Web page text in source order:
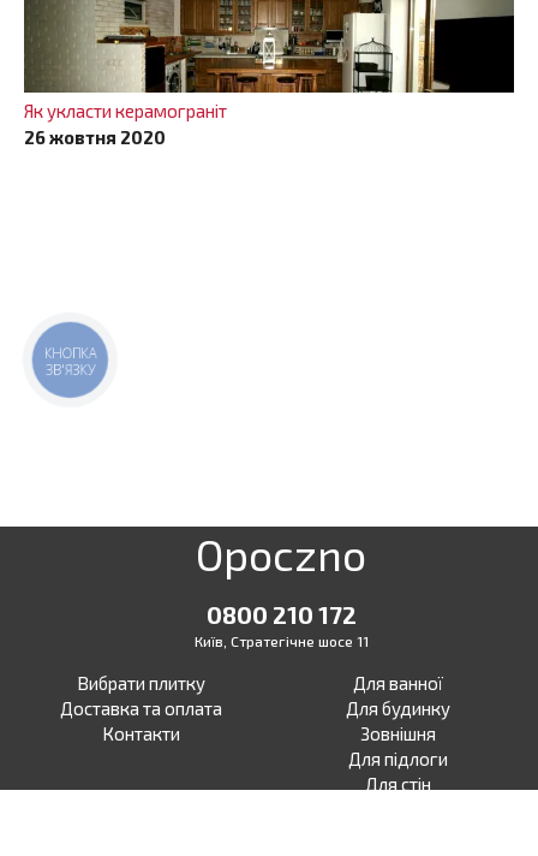
Як укласти керамограніт
26 жовтня 2020
Opoczno
0800 210 172
Київ, Стратегічне шосе 11
Вибрати плитку
Доставка та оплата
Контакти
Для ванної
Для будинку
Зовнішня
Для підлоги
Для стін
КНОПКА
ЗВ'ЯЗКУ